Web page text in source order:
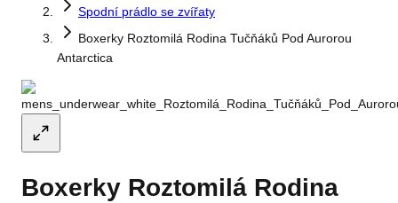
Spodní prádlo se zvířaty
Boxerky Roztomilá Rodina Tučňáků Pod Aurorou
Antarctica
Boxerky Roztomilá Rodina